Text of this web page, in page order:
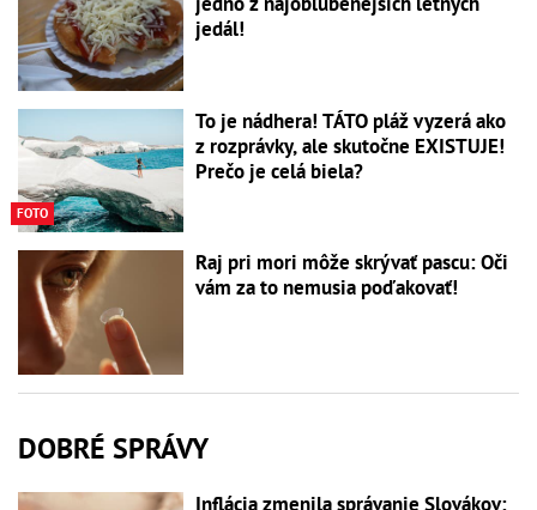
jedál!
FOTO
To je nádhera! TÁTO pláž vyzerá ako
z rozprávky, ale skutočne EXISTUJE!
Prečo je celá biela?
Raj pri mori môže skrývať pascu: Oči
vám za to nemusia poďakovať!
DOBRÉ SPRÁVY
Inflácia zmenila správanie Slovákov: